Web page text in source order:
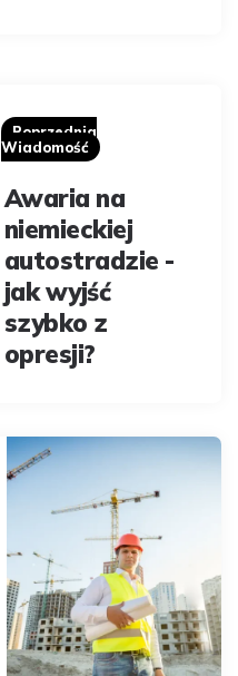
Poprzednia
Wiadomość
Awaria na
niemieckiej
autostradzie -
jak wyjść
szybko z
opresji?